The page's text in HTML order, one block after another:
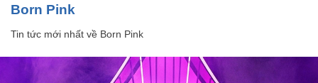
Born Pink
Tin tức mới nhất về Born Pink